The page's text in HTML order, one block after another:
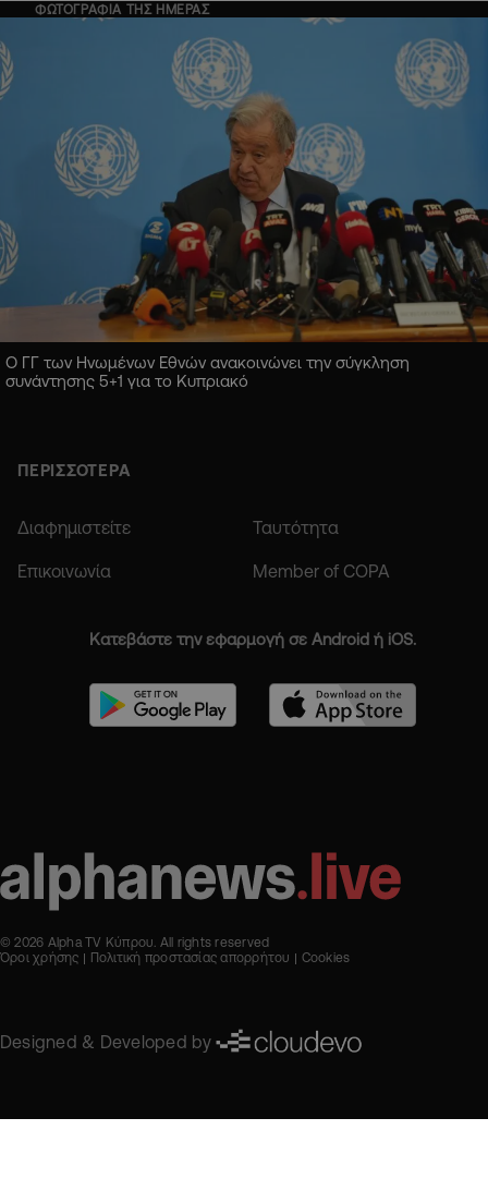
ΦΩΤΟΓΡΑΦΙΑ ΤΗΣ ΗΜΕΡΑΣ
Ο ΓΓ των Ηνωμένων Εθνών ανακοινώνει την σύγκληση
συνάντησης 5+1 για το Κυπριακό
ΠΕΡΙΣΣΟΤΕΡΑ
Διαφημιστείτε Ταυτότητα
Επικοινωνία Member of COPA
Κατεβάστε την εφαρμογή σε Android ή iOS.
© 2026 Alpha TV Κύπρου. All rights reserved
Όροι χρήσης
Πολιτική προστασίας απορρήτου Cookies
Designed & Developed by